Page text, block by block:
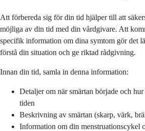
Att förbereda sig för din tid hjälper till att
möjliga av din tid med din vårdgivare. Att
specifik information om dina symtom gör det
förstå din situation och ge riktad rådgivning.
Innan din tid, samla in denna information:
Detaljer om när smärtan började och
tiden
Beskrivning av smärtan (skarp, värk,
Information om din menstruationscykel